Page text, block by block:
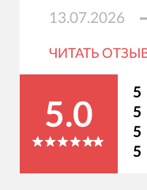
13.07.2026
ЧИТАТЬ
5.0
5
5
5
5